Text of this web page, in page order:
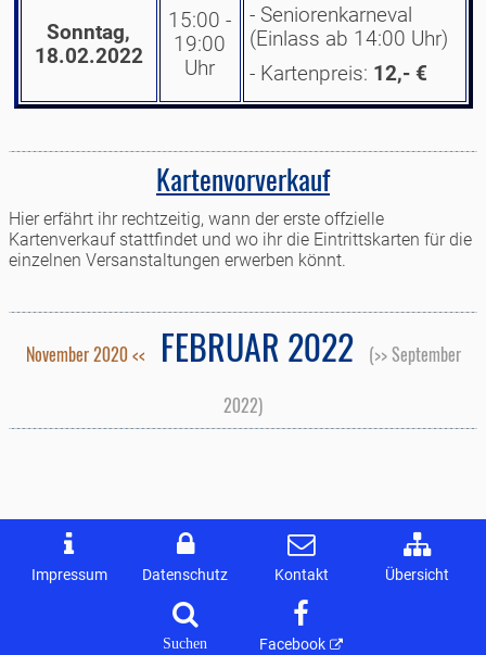
Sonntag,
18.02.2022
15:00 -
19:00
Uhr
- Seniorenkarneval
(Einlass ab 14:00 Uhr)
- Kartenpreis: 12,- €
Kartenvorverkauf
Hier erfährt ihr rechtzeitig, wann der erste offzielle
Kartenverkauf stattfindet und wo ihr die Eintrittskarten für die
einzelnen Versanstaltungen erwerben könnt.
November 2020 << FEBRUAR 2022
(>> September
2022)
Impressum Datenschutz Kontakt Übersicht
Suchen Facebook